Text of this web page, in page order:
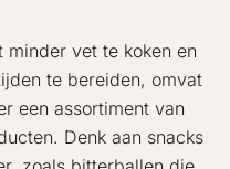
minder vet te koken en
te bereiden, omvat
een assortiment van
Denk aan snacks